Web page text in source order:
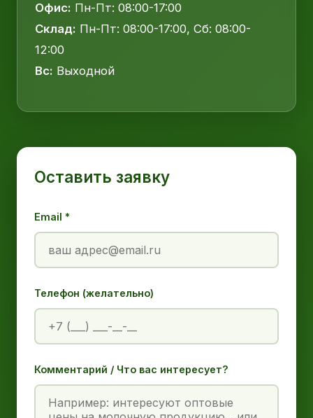
Офис: Пн-Пт: 08:00-17:00
Склад: Пн-Пт: 08:00-17:00, Сб: 08:00-
12:00
Вс: Выходной
Оставить заявку
Email *
Телефон (желательно)
Комментарий / Что вас интересует?